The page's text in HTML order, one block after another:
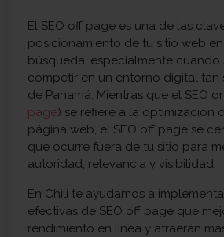
El SEO off page es una de las
posicionamiento de tu sitio web
búsqueda, especialmente cuando
competir en un entorno digital
de Panamá. Mientras que el SEO
page) se refiere a la optimización
página web, el SEO off page se
que ocurre fuera de tu sitio para
autoridad, relevancia y visibilidad.
En Chili te ayudamos a
efectivas de SEO off page que
rendimiento en línea y atraerán